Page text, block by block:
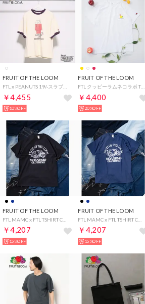
FRUIT OF THE LOOM
￥4,455
10%OFF
FRUIT OF THE LOOM
￥4,400
20%OFF
FRUIT OF THE LOOM
￥4,207
15%OFF
FRUIT OF THE LOOM
￥4,207
15%OFF